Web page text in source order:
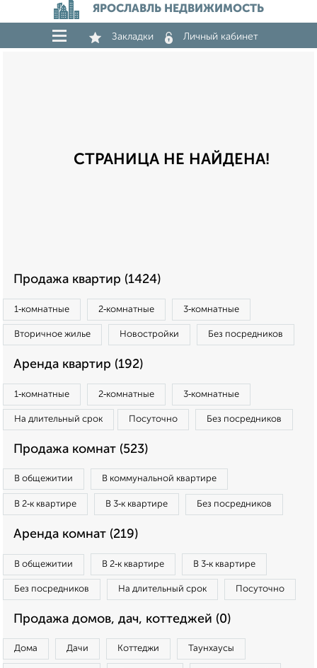
ЯРОСЛАВЛЬ НЕДВИЖИМОСТЬ
Закладки Личный кабинет
СТРАНИЦА НЕ НАЙДЕНА!
Продажа квартир (1424)
1‑комнатные 2‑комнатные 3‑комнатные
Вторичное жилье Новостройки Без посредников
Аренда квартир (192)
1‑комнатные 2‑комнатные 3‑комнатные
На длительный срок Посуточно Без посредников
Продажа комнат (523)
В общежитии В коммунальной квартире
В 2‑к квартире В 3‑к квартире Без посредников
Аренда комнат (219)
В общежитии В 2‑к квартире В 3‑к квартире
Без посредников На длительный срок Посуточно
Продажа домов, дач, коттеджей (0)
Дома Дачи Коттеджи Таунхаусы